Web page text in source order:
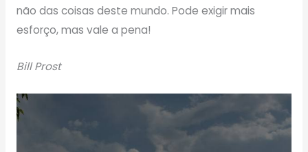
não das coisas deste mundo. Pode exigir mais
esforço, mas vale a pena!
Bill Prost